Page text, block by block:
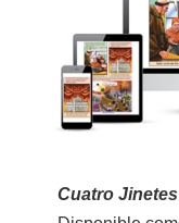
Cuatro Jinetes